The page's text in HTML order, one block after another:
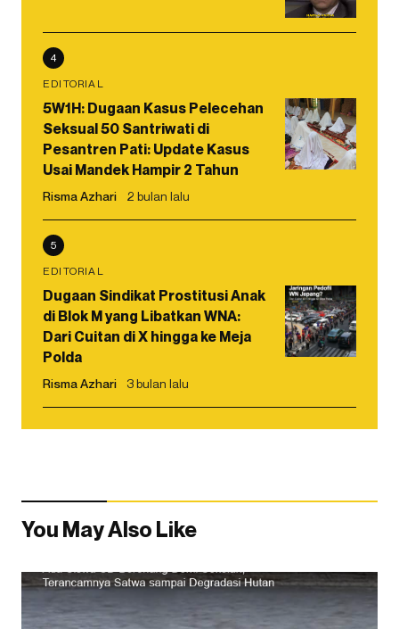
4
EDITORIAL
5W1H: Dugaan Kasus Pelecehan
Seksual 50 Santriwati di
Pesantren Pati: Update Kasus
Usai Mandek Hampir 2 Tahun
Risma Azhari 2 bulan lalu
5
EDITORIAL
Dugaan Sindikat Prostitusi Anak
di Blok M yang Libatkan WNA:
Dari Cuitan di X hingga ke Meja
Polda
Risma Azhari 3 bulan lalu
You May Also Like